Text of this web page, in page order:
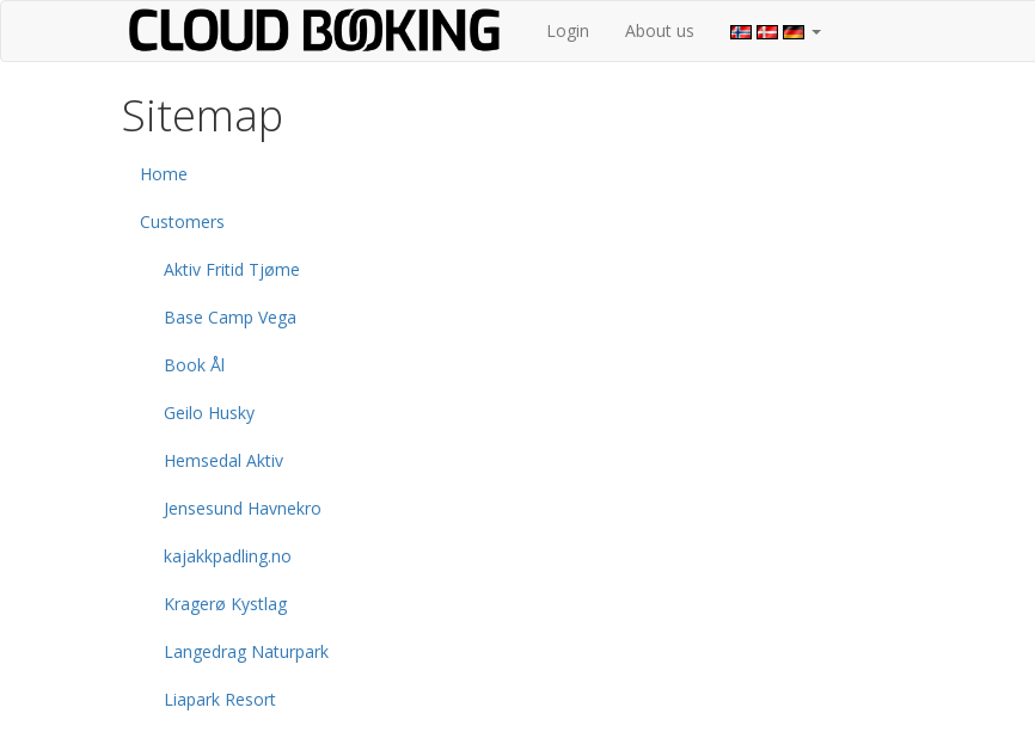
main
Login About us
Sitemap
Home
Customers
Aktiv Fritid Tjøme
Base Camp Vega
Book Ål
Geilo Husky
Hemsedal Aktiv
Jensesund Havnekro
kajakkpadling.no
Kragerø Kystlag
Langedrag Naturpark
Liapark Resort